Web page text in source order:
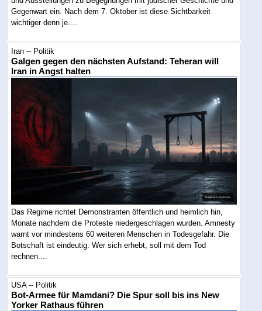
Gegenwart ein. Nach dem 7. Oktober ist diese Sichtbarkeit
wichtiger denn je....
Iran -- Politik
Galgen gegen den nächsten Aufstand: Teheran will
Iran in Angst halten
Das Regime richtet Demonstranten öffentlich und heimlich hin,
Monate nachdem die Proteste niedergeschlagen wurden. Amnesty
warnt vor mindestens 60 weiteren Menschen in Todesgefahr. Die
Botschaft ist eindeutig: Wer sich erhebt, soll mit dem Tod
rechnen....
USA -- Politik
Bot-Armee für Mamdani? Die Spur soll bis ins New
Yorker Rathaus führen